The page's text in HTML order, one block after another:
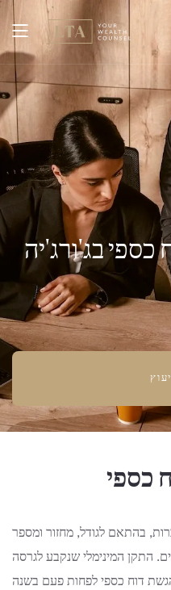
כספי בג'ורג'יה
כספי
של חברות, בהתאם לגודל, מחזור ומספר
התקן המינימלי שנקבע לגרסה